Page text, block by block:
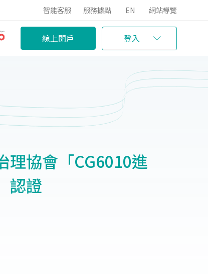
智能客服 服務據點 EN 網站導覽
線上開戶 登入
理協會「CG6010進
認證